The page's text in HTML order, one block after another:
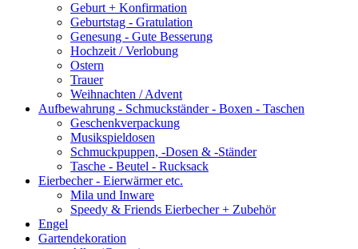
Geburt + Konfirmation
Geburtstag - Gratulation
Genesung - Gute Besserung
Hochzeit / Verlobung
Ostern
Trauer
Weihnachten / Advent
Aufbewahrung - Schmuckständer - Boxen - Taschen
Geschenkverpackung
Musikspieldosen
Schmuckpuppen, -Dosen & -Ständer
Tasche - Beutel - Rucksack
Eierbecher - Eierwärmer etc.
Mila und Inware
Speedy & Friends Eierbecher + Zubehör
Engel
Gartendekoration